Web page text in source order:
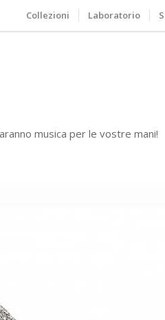
Collezioni Laboratorio
musica per le vostre mani!